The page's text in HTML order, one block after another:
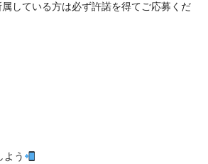
している方は必ず許諾を得てご応募くだ
よう